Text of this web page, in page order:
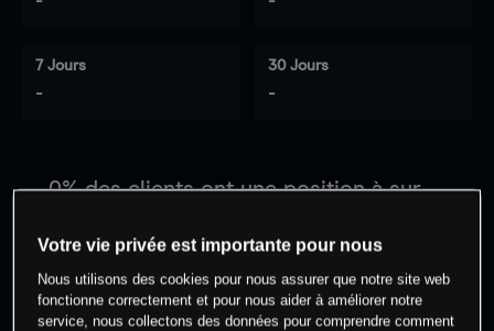
7 Jours
-
30 Jours
-
0% des clients ont une position àsur
Commencez à trader
Votre vie privée est importante pour nous
Nous utilisons des cookies pour nous assurer que notre site web
fonctionne correctement et pour nous aider à améliorer notre
service, nous collectons des données pour comprendre comment